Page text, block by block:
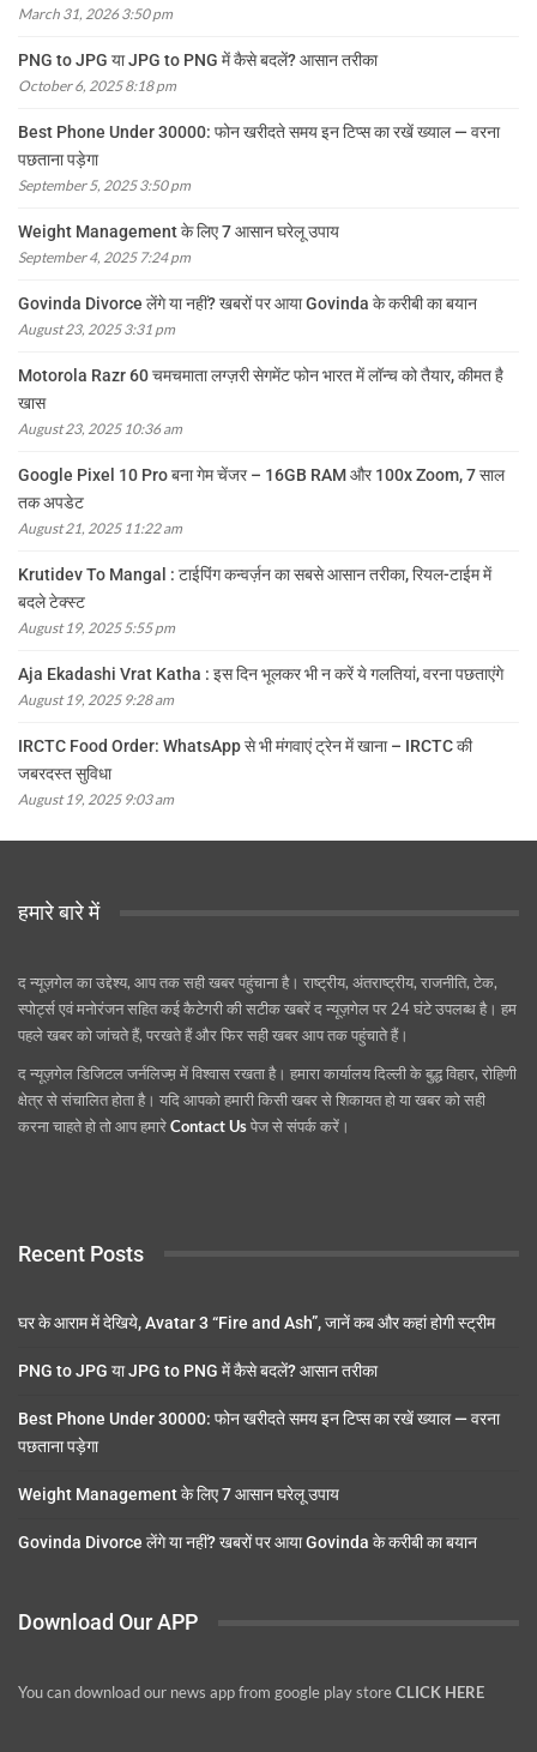
March 31, 2026 3:50 pm
PNG to JPG या JPG to PNG में कैसे बदलें? आसान तरीका
October 6, 2025 8:18 pm
Best Phone Under 30000: फोन खरीदते समय इन टिप्स का रखें ख्याल — वरना
पछताना पड़ेगा
September 5, 2025 3:50 pm
Weight Management के लिए 7 आसान घरेलू उपाय
September 4, 2025 7:24 pm
Govinda Divorce लेंगे या नहीं? खबरों पर आया Govinda के करीबी का बयान
August 23, 2025 3:31 pm
Motorola Razr 60 चमचमाता लग्ज़री सेगमेंट फोन भारत में लॉन्च को तैयार, कीमत है
खास
August 23, 2025 10:36 am
Google Pixel 10 Pro बना गेम चेंजर – 16GB RAM और 100x Zoom, 7 साल
तक अपडेट
August 21, 2025 11:22 am
Krutidev To Mangal : टाईपिंग कन्वर्ज़न का सबसे आसान तरीका, रियल-टाईम में
बदले टेक्स्ट
August 19, 2025 5:55 pm
Aja Ekadashi Vrat Katha : इस दिन भूलकर भी न करें ये गलतियां, वरना पछताएंगे
August 19, 2025 9:28 am
IRCTC Food Order: WhatsApp से भी मंगवाएं ट्रेन में खाना – IRCTC की
जबरदस्त सुविधा
August 19, 2025 9:03 am
हमारे बारे में
द न्यूज़गेल का उद्देश्य, आप तक सही खबर पहुंचाना है। राष्ट्रीय, अंतराष्ट्रीय, राजनीति, टेक,
स्पोर्ट्स एवं मनोरंजन सहित कई कैटेगरी की सटीक खबरें द न्यूज़गेल पर 24 घंटे उपलब्ध है। हम
पहले खबर को जांचते हैं, परखते हैं और फिर सही खबर आप तक पहुंचाते हैं।
द न्यूज़गेल डिजिटल जर्नलिज्म़ में विश्वास रखता है। हमारा कार्यालय दिल्ली के बुद्ध विहार, रोहिणी
क्षेत्र से संचालित होता है। यदि आपको हमारी किसी खबर से शिकायत हो या खबर को सही
करना चाहते हो तो आप हमारेContact Usपेज से संपर्क करें।
Recent Posts
घर के आराम में देखिये, Avatar 3 “Fire and Ash”, जानें कब और कहां होगी स्ट्रीम
PNG to JPG या JPG to PNG में कैसे बदलें? आसान तरीका
Best Phone Under 30000: फोन खरीदते समय इन टिप्स का रखें ख्याल — वरना
पछताना पड़ेगा
Weight Management के लिए 7 आसान घरेलू उपाय
Govinda Divorce लेंगे या नहीं? खबरों पर आया Govinda के करीबी का बयान
Download Our APP
You can download our news app from google play storeCLICK HERE